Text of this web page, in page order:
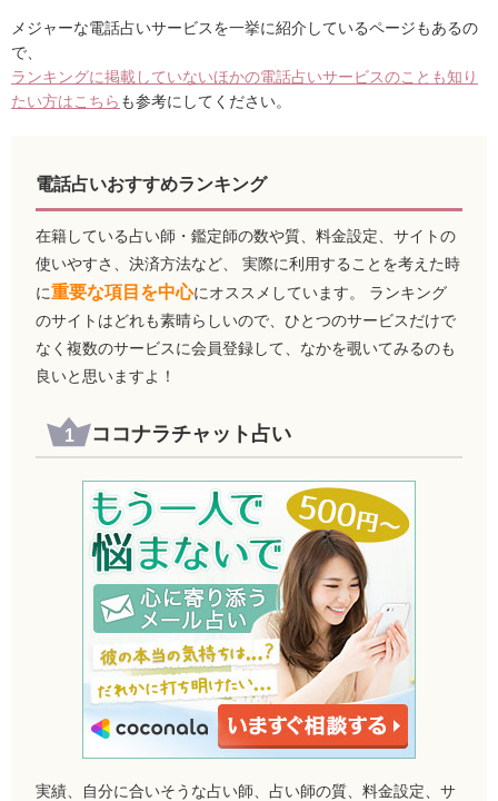
メジャーな電話占いサービスを一挙に紹介しているページもあるの
で、
ランキングに掲載していないほかの電話占いサービスのことも知り
たい方はこちら も参考にしてください。
電話占いおすすめランキング
在籍している占い師・鑑定師の数や質、料金設定、サイトの
使いやすさ、決済方法など、 実際に利用することを考えた時
に重要な項目を中心にオススメしています。 ランキング
のサイトはどれも素晴らしいので、ひとつのサービスだけで
なく複数のサービスに会員登録して、なかを覗いてみるのも
良いと思いますよ！
ココナラチャット占い
実績、自分に合いそうな占い師、占い師の質、料金設定、サ